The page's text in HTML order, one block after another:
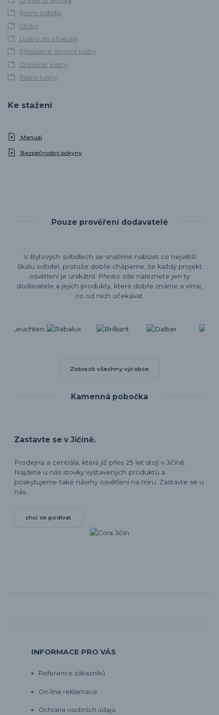
Retro svítidla
Globo
Lustry do chalupy
Přisazené stropní lustry
Dřevěné lustry
Retro lustry
Ke stažení
Manual
Bezpečnostní pokyny
Pouze prověření dodavatelé
V Bytových svítidlech se snažíme nabízet co největší
škálu svítidel, protože dobře chápeme, že každý projekt
osvětlení je unikátní. Přesto zde naleznete jen ty
dodavatele a jejich produkty, které dobře známe a víme,
co od nich očekávat.
Zobrazit všechny výrobce
Kamenná pobočka
Zastavte se v Jičíně.
Prodejna a centrála, která již přes 25 let stojí v Jičíně.
Najdete u nás stovky vystavených produktů a
poskytujeme také návrhy osvětlení na míru. Zastavte se u
nás.
chci se podívat
INFORMACE PRO VÁS
Reference zákazníků
On-line reklamace
Ochrana osobních údajů